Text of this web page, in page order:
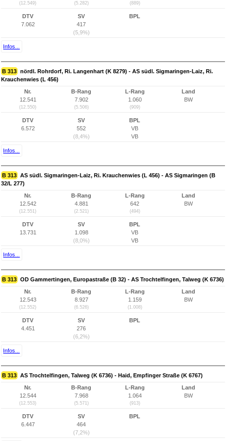
(12.549) (5.282) (889)
DTV
7.062
SV
417
(5,9%)
BPL
Infos...
B 313 nördl. Rohrdorf, Ri. Langenhart (K 8279) - AS südl. Sigmaringen-Laiz, Ri.
Krauchenwies (L 456)
Nr.
12.541
(12.550)
B-Rang
7.902
(5.506)
L-Rang
1.060
(909)
Land
BW
DTV
6.572
SV
552
(8,4%)
BPL
VB
VB
Infos...
B 313 AS südl. Sigmaringen-Laiz, Ri. Krauchenwies (L 456) - AS Sigmaringen (B
32/L 277)
Nr.
12.542
(12.551)
B-Rang
4.881
(2.521)
L-Rang
642
(494)
Land
BW
DTV
13.731
SV
1.098
(8,0%)
BPL
VB
VB
Infos...
B 313 OD Gammertingen, Europastraße (B 32) - AS Trochtelfingen, Talweg (K 6736)
Nr.
12.543
(12.552)
B-Rang
8.927
(6.526)
L-Rang
1.159
(1.008)
Land
BW
DTV
4.451
SV
276
(6,2%)
BPL
Infos...
B 313 AS Trochtelfingen, Talweg (K 6736) - Haid, Empfinger Straße (K 6767)
Nr.
12.544
(12.553)
B-Rang
7.968
(5.571)
L-Rang
1.064
(913)
Land
BW
DTV
6.447
SV
464
(7,2%)
BPL